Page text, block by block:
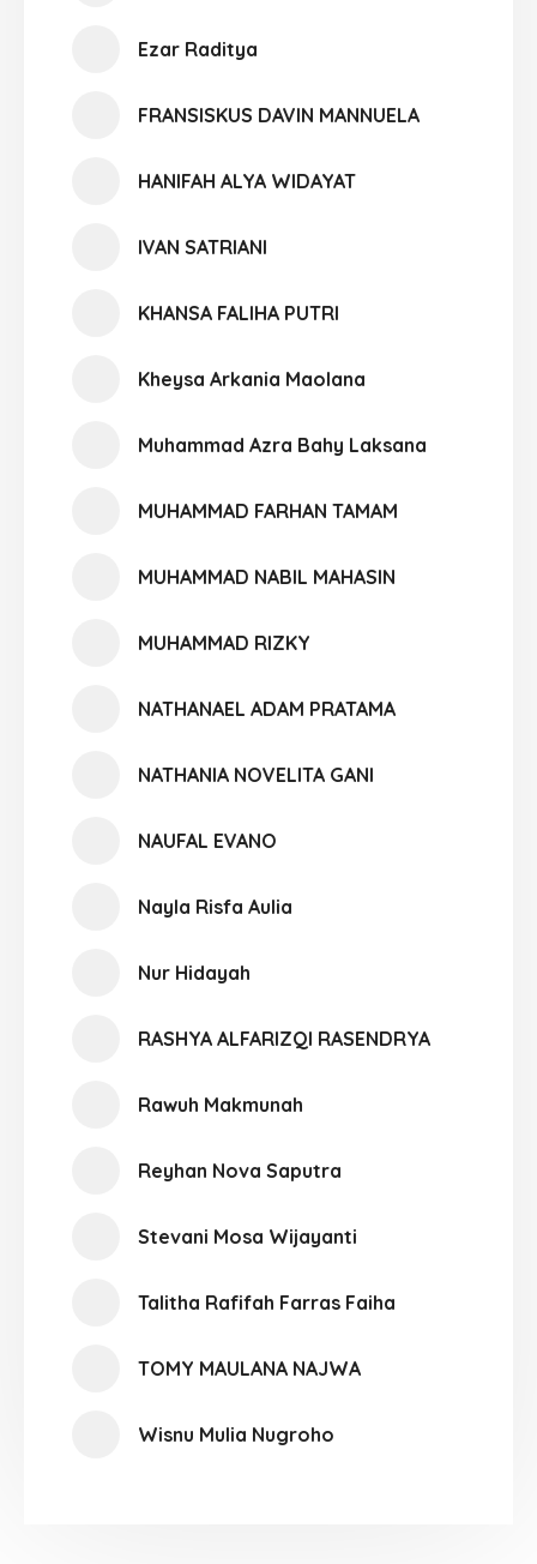
Ezar Raditya
FRANSISKUS DAVIN MANNUELA
HANIFAH ALYA WIDAYAT
IVAN SATRIANI
KHANSA FALIHA PUTRI
Kheysa Arkania Maolana
Muhammad Azra Bahy Laksana
MUHAMMAD FARHAN TAMAM
MUHAMMAD NABIL MAHASIN
MUHAMMAD RIZKY
NATHANAEL ADAM PRATAMA
NATHANIA NOVELITA GANI
NAUFAL EVANO
Nayla Risfa Aulia
Nur Hidayah
RASHYA ALFARIZQI RASENDRYA
Rawuh Makmunah
Reyhan Nova Saputra
Stevani Mosa Wijayanti
Talitha Rafifah Farras Faiha
TOMY MAULANA NAJWA
Wisnu Mulia Nugroho